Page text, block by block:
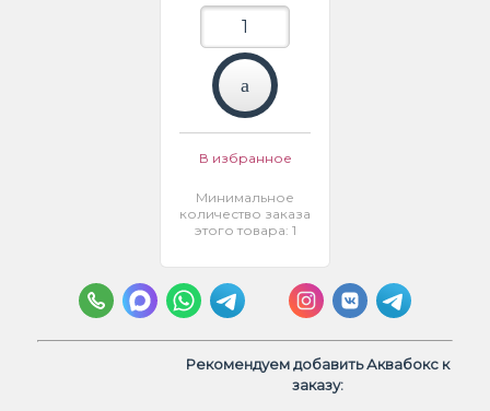
В избранное
Минимальное
количество заказа
этого товара: 1
Рекомендуем добавить Аквабокс к
заказу: